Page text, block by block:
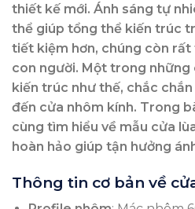
thiết kế mới. Ánh sáng tự
thể giúp tổng thể kiến trúc
tiết kiệm hơn, chúng còn
con người. Một trong những
kiến trúc như thế, chắc
đến cửa nhôm kính. Trong
cùng tìm hiểu về mẫu cửa
hoàn hảo giúp tận hưởng
Thông tin cơ bản về